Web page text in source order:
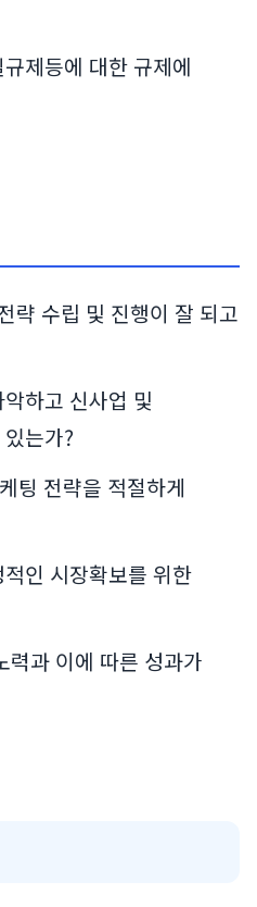
제등에 대한 규제에
략 수립 및 진행이 잘 되고
하고 신사업 및
는가?
팅 전략을 적절하게
인 시장확보를 위한
력과 이에 따른 성과가